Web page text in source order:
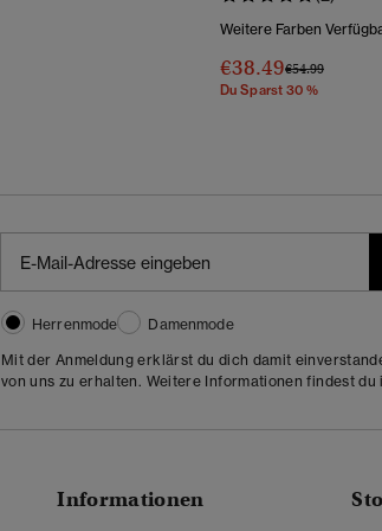
Weitere Farben
€38.49Preis Wurde
€54.99Bis
Du Sparst 30 %
Herrenmode
Damenmode
Mit der Anmeldung erklärst du dich damit
von uns zu erhalten. Weitere Informationen findest du
Informationen